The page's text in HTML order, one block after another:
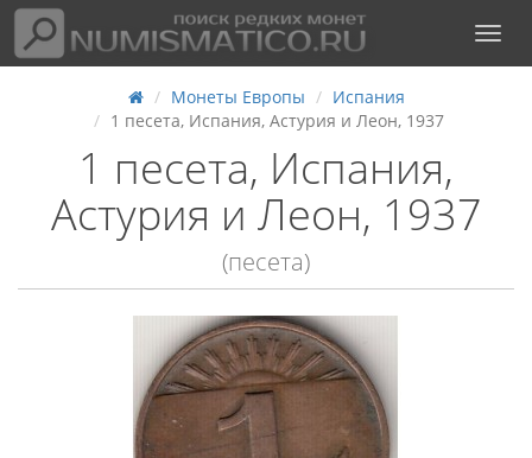
Монеты Европы
Испания
1 песета, Испания, Астурия и Леон, 1937
1 песета, Испания,
Астурия и Леон, 1937
(песета)